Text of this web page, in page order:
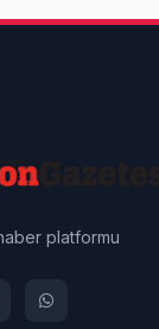
platformu